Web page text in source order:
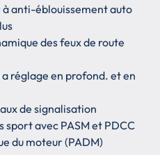
anti-éblouissement auto
des feux de route
réglage en profond. et en
de signalisation
sport avec PASM et PDCC
du moteur (PADM)